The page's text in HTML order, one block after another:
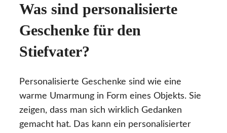
Was sind personalisierte
Geschenke für den
Stiefvater?
Personalisierte Geschenke sind wie eine
warme Umarmung in Form eines Objekts. Sie
zeigen, dass man sich wirklich Gedanken
gemacht hat. Das kann ein personalisierter